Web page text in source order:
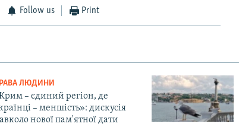
Follow us Print
ЛЮДИНИ
– єдиний регіон, де
– меншість»: дискусія
нової пам'ятної дати